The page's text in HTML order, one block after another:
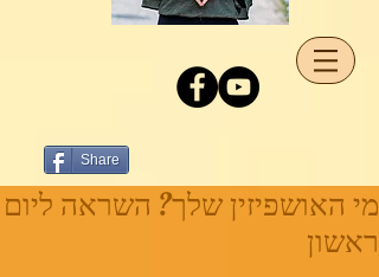
Share
מי האושפיזין שלך? השראה ליום
ראשון